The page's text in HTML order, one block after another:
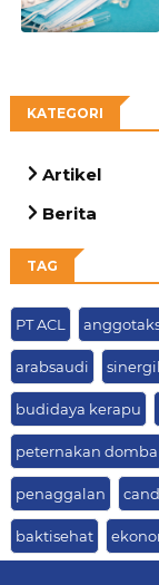
KATEGORI
Artikel
Berita
TAG
PT ACL
arabsaudi
budidaya kerapu
peternakan domba
penaggalan
baktisehat